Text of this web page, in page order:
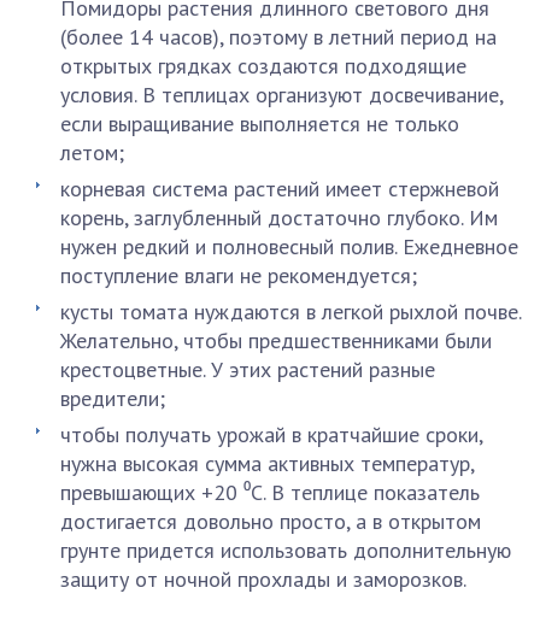
Помидоры растения длинного светового дня
(более 14 часов), поэтому в летний период на
открытых грядках создаются подходящие
условия. В теплицах организуют досвечивание,
если выращивание выполняется не только
летом;
корневая система растений имеет стержневой
корень, заглубленный достаточно глубоко. Им
нужен редкий и полновесный полив. Ежедневное
поступление влаги не рекомендуется;
кусты томата нуждаются в легкой рыхлой почве.
Желательно, чтобы предшественниками были
крестоцветные. У этих растений разные
вредители;
чтобы получать урожай в кратчайшие сроки,
нужна высокая сумма активных температур,
превышающих +20 ⁰С. В теплице показатель
достигается довольно просто, а в открытом
грунте придется использовать дополнительную
защиту от ночной прохлады и заморозков.